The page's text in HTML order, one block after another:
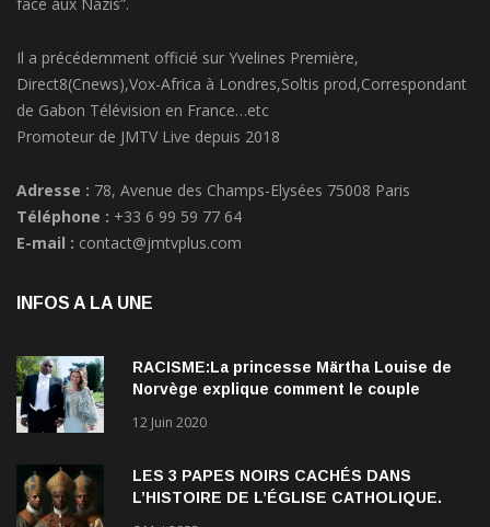
Il a précédemment officié sur Yvelines Première,
Direct8(Cnews),Vox-Africa à Londres,Soltis prod,Correspondant
de Gabon Télévision en France…etc
Promoteur de JMTV Live depuis 2018
Adresse : 78, Avenue des Champs-Elysées 75008 Paris
Téléphone : +33 6 99 59 77 64
E-mail : contact@jmtvplus.com
INFOS A LA UNE
RACISME:La princesse Märtha Louise de
Norvège explique comment le couple
Verrett lui a ouvert les yeux sur le racisme
12 Juin 2020
LES 3 PAPES NOIRS CACHÉS DANS
L’HISTOIRE DE L’ÉGLISE CATHOLIQUE.